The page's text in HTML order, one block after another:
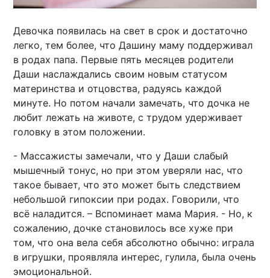
Девочка появилась на свет в срок и достаточно
легко, тем более, что Дашину маму поддерживал
в родах папа. Первые пять месяцев родители
Даши наслаждались своим новым статусом
материнства и отцовства, радуясь каждой
минуте. Но потом начали замечать, что дочка не
любит лежать на животе, с трудом удерживает
головку в этом положении.
- Массажисты замечали, что у Даши слабый
мышечный тонус, но при этом уверяли нас, что
такое бывает, что это может быть следствием
небольшой гипоксии при родах. Говорили, что
всё наладится. – Вспоминает мама Мария. - Но, к
сожалению, дочке становилось все хуже при
том, что она вела себя абсолютно обычно: играла
в игрушки, проявляла интерес, гулила, была очень
эмоциональной.